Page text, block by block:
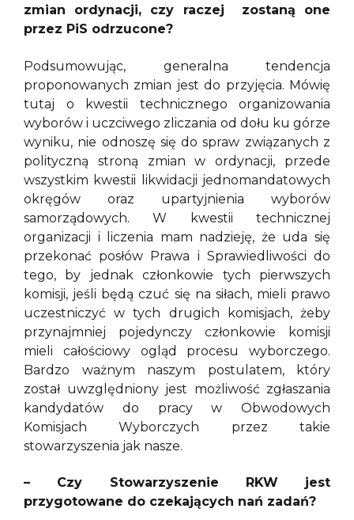
zmian ordynacji, czy raczej zostaną one
przez PiS odrzucone?
Podsumowując, generalna tendencja
proponowanych zmian jest do przyjęcia. Mówię
tutaj o kwestii technicznego organizowania
wyborów i uczciwego zliczania od dołu ku górze
wyniku, nie odnoszę się do spraw związanych z
polityczną stroną zmian w ordynacji, przede
wszystkim kwestii likwidacji jednomandatowych
okręgów oraz upartyjnienia wyborów
samorządowych. W kwestii technicznej
organizacji i liczenia mam nadzieję, że uda się
przekonać posłów Prawa i Sprawiedliwości do
tego, by jednak członkowie tych pierwszych
komisji, jeśli będą czuć się na siłach, mieli prawo
uczestniczyć w tych drugich komisjach, żeby
przynajmniej pojedynczy członkowie komisji
mieli całościowy ogląd procesu wyborczego.
Bardzo ważnym naszym postulatem, który
został uwzględniony jest możliwość zgłaszania
kandydatów do pracy w Obwodowych
Komisjach Wyborczych przez takie
stowarzyszenia jak nasze.
– Czy Stowarzyszenie RKW jest
przygotowane do czekających nań zadań?